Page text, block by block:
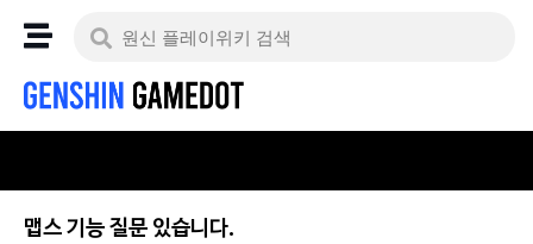
맵스 기능 질문 있습니다.